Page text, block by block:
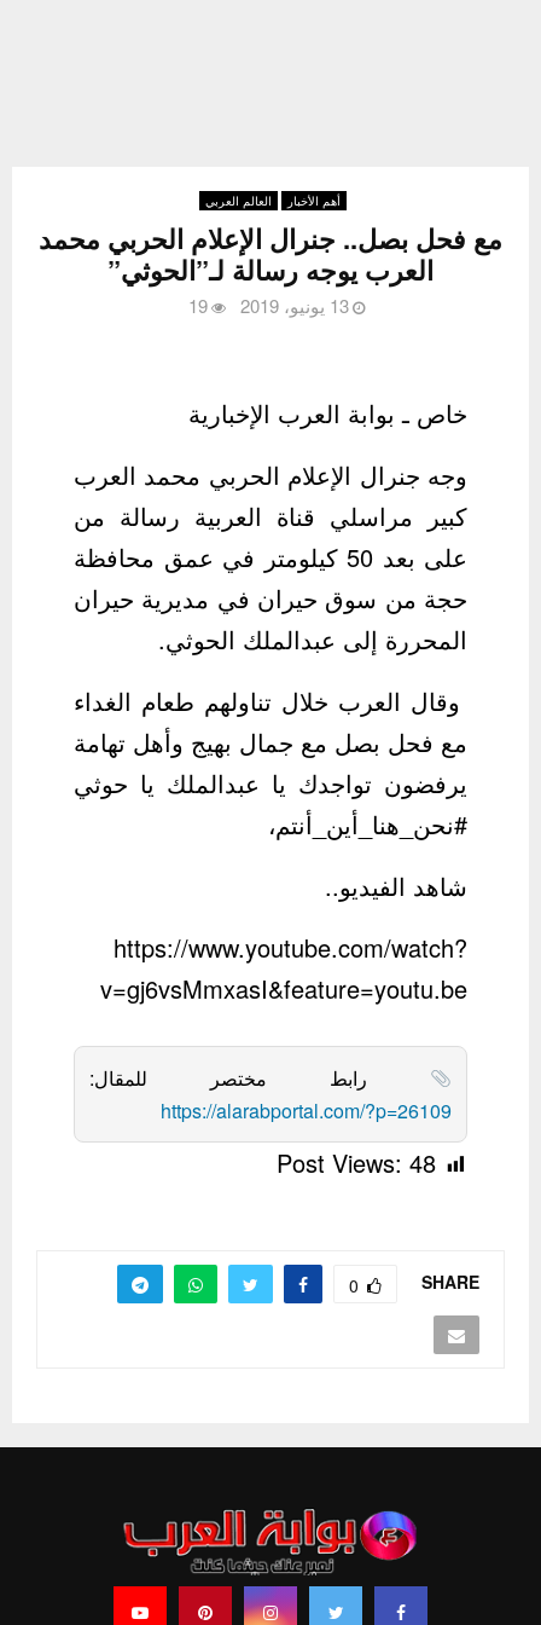
أهم الأخبار العالم العربي
مع فحل بصل.. جنرال الإعلام الحربي محمد
العرب يوجه رسالة لـ”الحوثي”
13 يونيو، 2019 19
خاص ـ بوابة العرب الإخبارية
وجه جنرال الإعلام الحربي ‫‫محمد العرب
كبير مراسلي قناة العربية رسالة من
على بعد 50 كيلومتر في عمق محافظة
حجة من سوق ‫حيران في مديرية حيران
المحررة إلى عبدالملك الحوثي.
وقال العرب خلال تناولهم طعام الغداء
مع فحل بصل مع جمال بهيج وأهل تهامة
يرفضون تواجدك يا عبدالملك يا حوثي
‫#نحن_هنا_أين_أنتم،
شاهد الفيديو..
https://www.youtube.com/watch?
v=gj6vsMmxasI&feature=youtu.be
رابط مختصر للمقال:
https://alarabportal.com/?p=26109
Post Views: 48
SHARE
0